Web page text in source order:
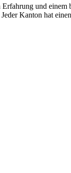
und
Kanton hat